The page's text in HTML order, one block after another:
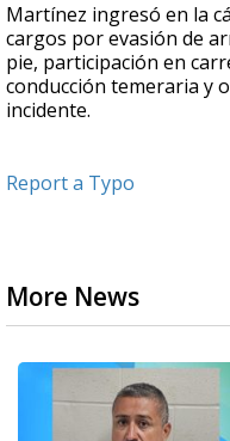
Martínez ingresó en la
cargos por evasión de
pie, participación en
conducción temeraria y
incidente.
Report a Typo
More News